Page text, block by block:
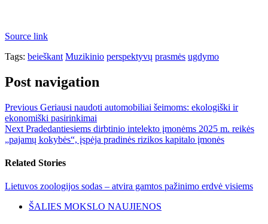
Source link
Tags: beieškant Muzikinio perspektyvų prasmės ugdymo
Post navigation
Previous Geriausi naudoti automobiliai šeimoms: ekologiški ir
ekonomiški pasirinkimai
Next Pradedantiesiems dirbtinio intelekto įmonėms 2025 m. reikės
„pajamų kokybės“, įspėja pradinės rizikos kapitalo įmonės
Related Stories
Lietuvos zoologijos sodas – atvira gamtos pažinimo erdvė visiems
ŠALIES MOKSLO NAUJIENOS